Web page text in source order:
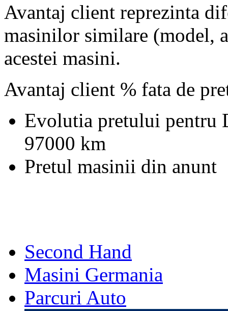
Avantaj client reprezinta
masinilor similare (model,
acestei masini.
Avantaj client % fata de
Evolutia pretului pentru
97000 km
Pretul masinii din anunt
Second Hand
Masini Germania
Parcuri Auto